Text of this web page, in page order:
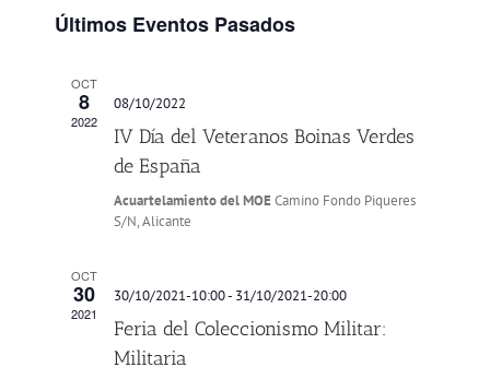
Últimos Eventos Pasados
OCT
8
2022
08/10/2022
IV Día del Veteranos Boinas Verdes
de España
Acuartelamiento del MOECamino Fondo Piqueres
S/N, Alicante
OCT
30
2021
30/10/2021-10:00- 31/10/2021-20:00
Feria del Coleccionismo Militar:
Militaria